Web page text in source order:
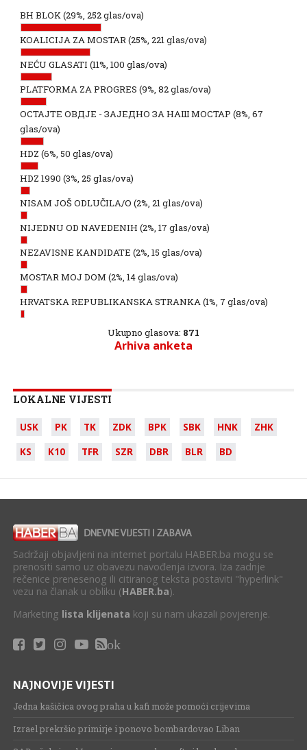
BH BLOK(29%, 252 glas/ova)
KOALICIJA ZA MOSTAR(25%, 221 glas/ova)
NEĆU GLASATI (11%, 100 glas/ova)
PLATFORMA ZA PROGRES (9%, 82 glas/ova)
ОСТАЈТЕ ОВДЈЕ - ЗАЈЕДНО ЗА НАШ МОСТАР (8%, 67
glas/ova)
HDZ (6%, 50 glas/ova)
HDZ 1990 (3%, 25 glas/ova)
NISAM JOŠ ODLUČILA/O (2%, 21 glas/ova)
NIJEDNU OD NAVEDENIH (2%, 17 glas/ova)
NEZAVISNE KANDIDATE (2%, 15 glas/ova)
MOSTAR MOJ DOM (2%, 14 glas/ova)
HRVATSKA REPUBLIKANSKA STRANKA(1%, 7 glas/ova)
Ukupno glasova: 871
Arhiva anketa
LOKALNE VIJESTI
USK PK TK ZDK BPK SBK HNK
ZHK
KS
K10 TFR SZR DBR BLR BD
Sadržaji objavljeni na internet portalu HABER.ba mogu se
prenositi samo uz obavezu navođenja izvora. Iza zadnje
rečenice prenesenog ili citiranog teksta postaviti "hyperlink"
vezu na članak u obliku (HABER.ba).
Marketing lista klijenata koji su nam ukazali povjerenje.
ok
NAJNOVIJE VIJESTI
Jedna kašičica ovog praha u kafi može pomoći crijevima
Izrael prekršio primirje i ponovo bombardovao Liban